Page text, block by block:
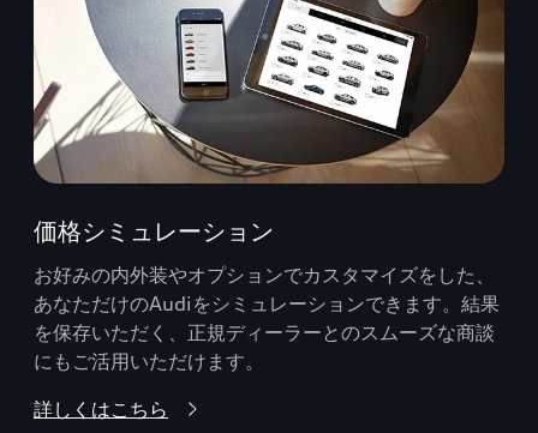
価格シミュレーション
お好みの内外装やオプションでカスタマイズをした、
あなただけのAudiをシミュレーションできます。結果
を保存いただく、正規ディーラーとのスムーズな商談
にもご活用いただけます。
詳しくはこちら